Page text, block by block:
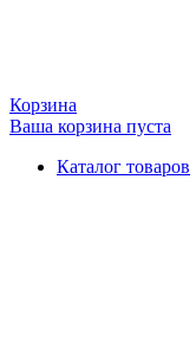
Корзина
Ваша корзина пуста
Каталог товаров